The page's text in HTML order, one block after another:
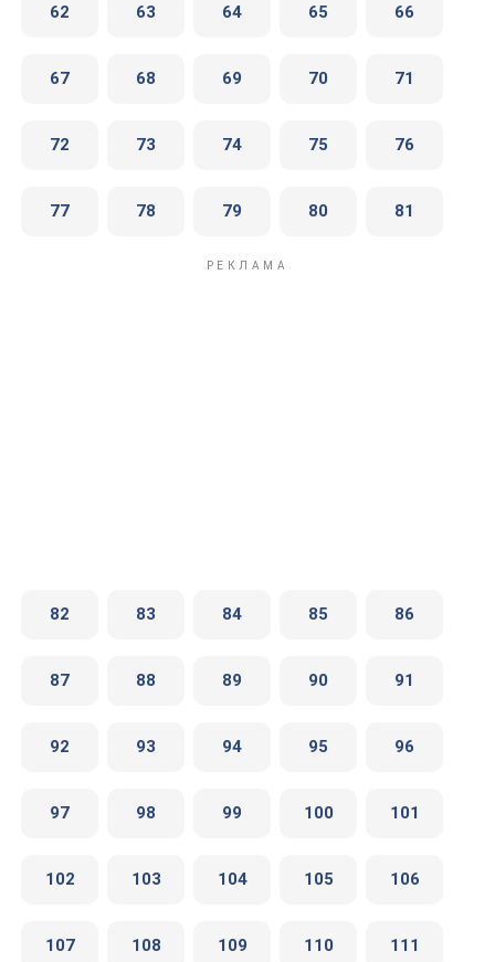
62 63 64 65 66
67 68 69 70 71
72 73 74 75 76
77 78 79 80 81
82 83 84 85 86
87 88 89 90 91
92 93 94 95 96
97 98 99 100 101
102 103 104 105 106
107 108 109 110 111